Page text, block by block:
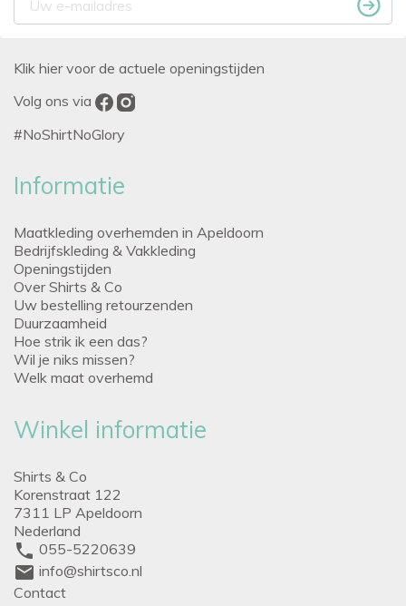
Klik hier voor de actuele openingstijden
Volg ons via
#NoShirtNoGlory
Informatie
Maatkleding overhemden in Apeldoorn
Bedrijfskleding & Vakkleding
Openingstijden
Over Shirts & Co
Uw bestelling retourzenden
Duurzaamheid
Hoe strik ik een das?
Wil je niks missen?
Welk maat overhemd
Winkel informatie
Shirts & Co
Korenstraat 122
7311 LP Apeldoorn
Nederland
phone 055-5220639
mail info@shirtsco.nl
Contact